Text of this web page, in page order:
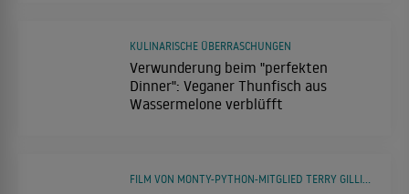
Verwunderung beim "perfekten
Dinner": Veganer Thunfisch aus
Wassermelone verblüfft
KULINARISCHE ÜBERRASCHUNGEN
FILM VON MONTY-PYTHON-MITGLIED TERRY GILLIAM